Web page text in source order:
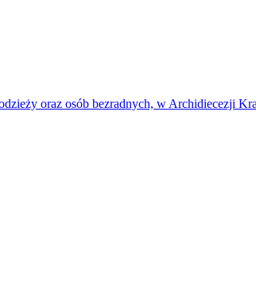
oraz osób bezradnych, w Archidiecezji